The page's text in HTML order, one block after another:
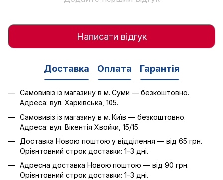
Написати відгук
Доставка Оплата Гарантія
Самовивіз із магазину в м. Суми — безкоштовно.
Адреса: вул. Харківська, 105.
Самовивіз із магазину в м. Київ — безкоштовно.
Адреса: вул. Вікентія Хвойки, 15/15.
Доставка Новою поштою у відділення — від 65 грн.
Орієнтовний строк доставки: 1–3 дні.
Адресна доставка Новою поштою — від 90 грн.
Орієнтовний строк доставки: 1–3 дні.